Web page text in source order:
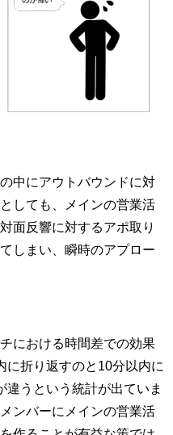
中にアウトバウンドに対
しても、メインの営業活
面反響に対するアポ取り
しまい、瞬時のアプロー
における時間差での効果
に折り返すのと10分以内に
うという統計が出ていま
ンバーにメインの営業活